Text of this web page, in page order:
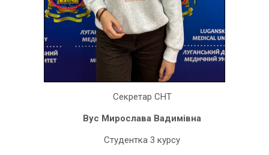
Секретар СНТ
Вус Мирослава Вадимівна
Студентка 3 курсу